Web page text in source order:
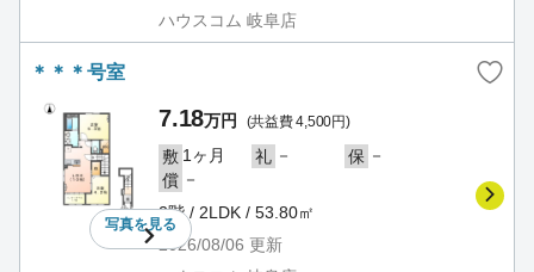
ハウスコム 岐阜店
＊＊＊号室
写真を見る
7.18万円 (共益費 4,500円)
敷 1ヶ月 礼 － 保 －
償 －
2階 / 2LDK / 53.80㎡
2026/08/06 更新